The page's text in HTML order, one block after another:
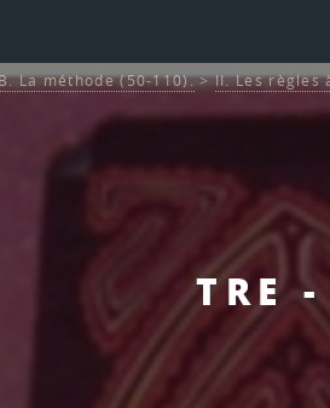
TRE
La méthode (50-110).>II. Les règles